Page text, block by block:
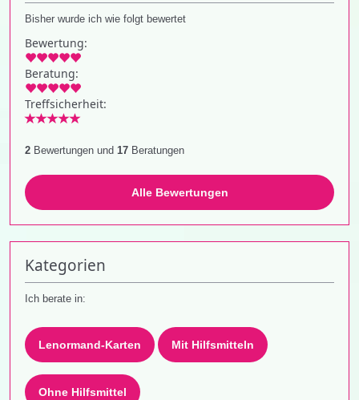
Bisher wurde ich wie folgt bewertet
Bewertung:
Beratung:
Treffsicherheit:
2 Bewertungen und 17 Beratungen
Alle Bewertungen
Kategorien
Ich berate in:
Lenormand-Karten Mit Hilfsmitteln
Ohne Hilfsmittel